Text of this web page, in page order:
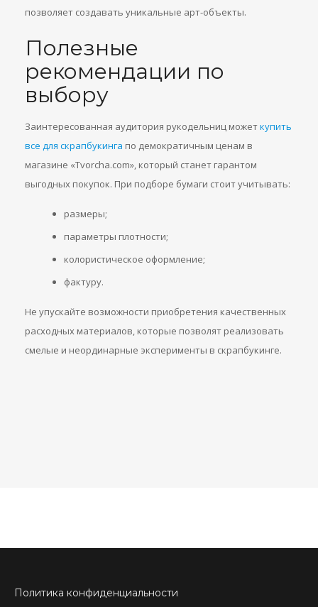
позволяет создавать уникальные арт-объекты.
Полезные
рекомендации по
выбору
Заинтересованная аудитория рукодельниц можеткупить
все для скрапбукинга по демократичным ценам в
магазине «Tvorcha.com», который станет гарантом
выгодных покупок. При подборе бумаги стоит учитывать:
размеры;
параметры плотности;
колористическое оформление;
фактуру.
Не упускайте возможности приобретения качественных
расходных материалов, которые позволят реализовать
смелые и неординарные эксперименты в скрапбукинге.
Политика конфиденциальности